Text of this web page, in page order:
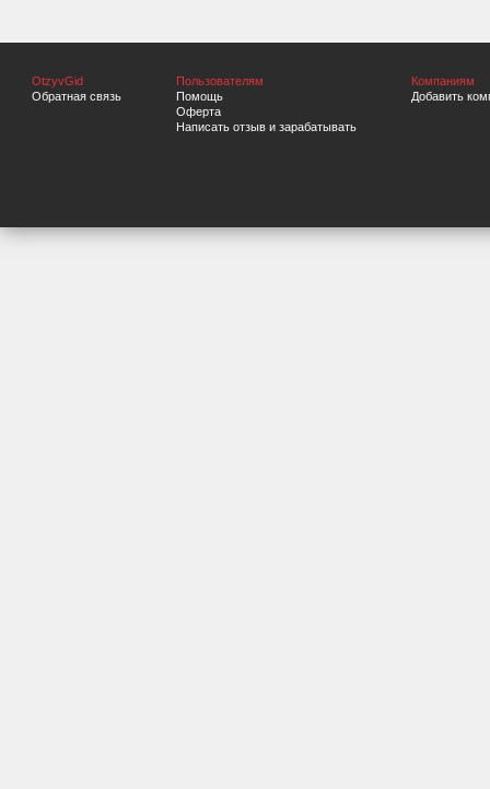
OtzyvGid
Обратная связь
Пользователям
Помощь
Оферта
Написать отзыв и зарабатывать
Компаниям
Добавить